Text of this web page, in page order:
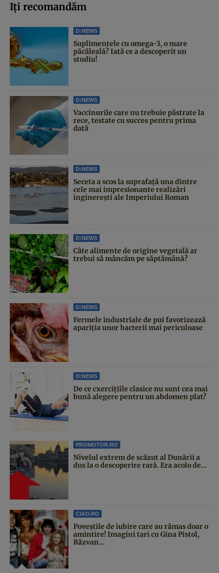
Iți recomandăm
D:NEWS
Suplimentele cu omega-3, o mare
păcăleală? Iată ce a descoperit un
studiu!
D:NEWS
Vaccinurile care nu trebuie păstrate la
rece, testate cu succes pentru prima
dată
D:NEWS
Seceta a scos la suprafață una dintre
cele mai impresionante realizări
inginerești ale Imperiului Roman
D:NEWS
Câte alimente de origine vegetală ar
trebui să mâncăm pe săptămână?
D:NEWS
Fermele industriale de pui favorizează
apariția unor bacterii mai periculoase
D:NEWS
De ce cxercițiile clasice nu sunt cea mai
bună alegere pentru un abdomen plat?
PROMOTOR.RO
Nivelul extrem de scăzut al Dunării a
dus la o descoperire rară. Era acolo de...
CIAO.RO
Poveştile de iubire care au rămas doar o
amintire! Imagini tari cu Gina Pistol,
Răzvan...